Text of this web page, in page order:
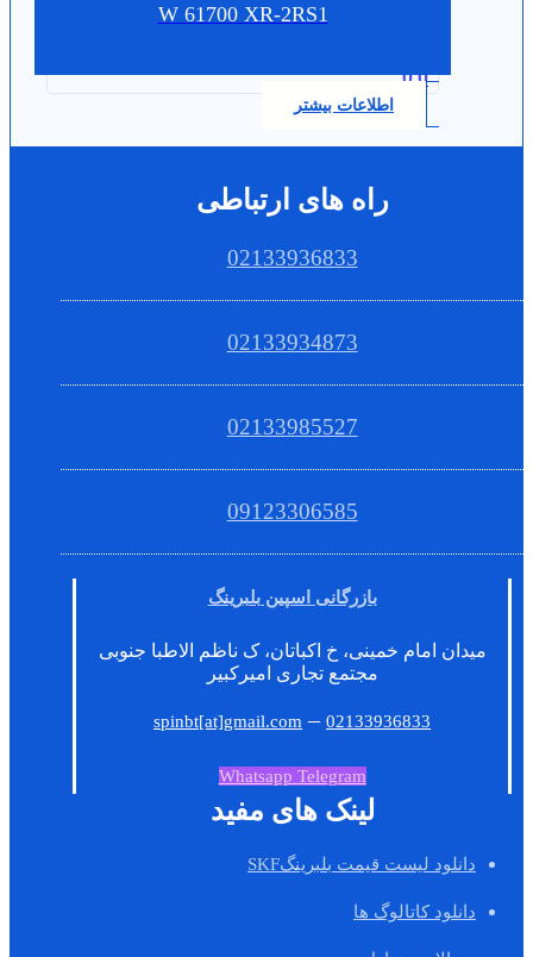
W 61700 XR-2RS1
0.0
اطلاعات بیشتر
راه های ارتباطی
02133936833
02133934873
02133985527
09123306585
بازرگانی اسپین بلبرینگ
میدان امام خمینی، خ اکباتان، ک ناظم الاطبا جنوبی
مجتمع تجاری امیرکبیر
spinbt[at]gmail.com –02133936833
Whatsapp Telegram
لینک های مفید
دانلود لیست قیمت بلبرینگSKF
دانلود کاتالوگ ها